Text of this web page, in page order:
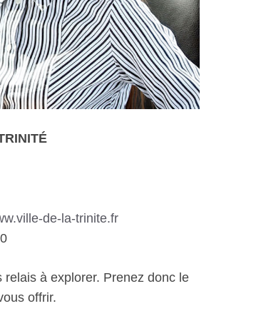
de-la-trinite.fr
relais à explorer. Prenez donc le
offrir.